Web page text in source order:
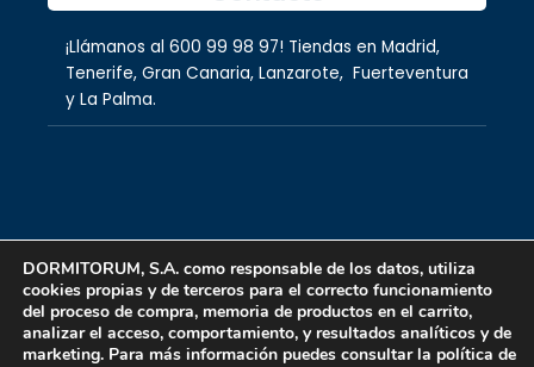
¡Llámanos al 600 99 98 97! Tiendas en Madrid,
Tenerife, Gran Canaria, Lanzarote, Fuerteventura
y La Palma.
Copyright © 2026 dormitorum S.A.
DORMITORUM, S.A. como responsable de los datos, utiliza
cookies propias y de terceros para el correcto funcionamiento
del proceso de compra, memoria de productos en el carrito,
analizar el acceso, comportamiento, y resultados analíticos y de
marketing. Para más información puedes consultar la política de